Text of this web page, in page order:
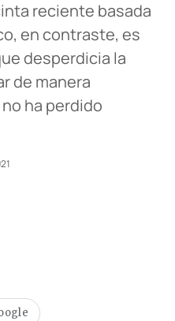
reciente basada
en contraste, es
desperdicia la
de manera
ha perdido